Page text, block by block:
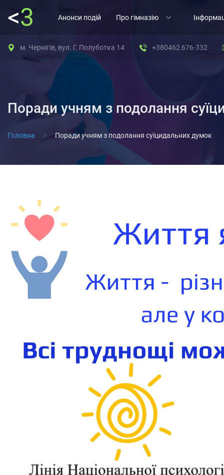
<3 Анонси подій Про гімназію
м. Чернігів, вул. Г. Полуботка 14 +380462 676-332
Поради учням з подолання
Головна Поради учням з подолання суїцидальних думок